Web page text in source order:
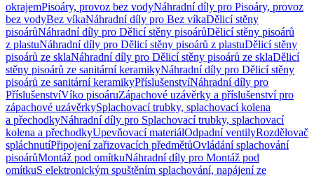
okrajemPisoáry, provoz bez vodyNáhradní díly pro Pisoáry, provoz
bez vodyBez víkaNáhradní díly pro Bez víkaDělicí stěny
pisoárůNáhradní díly pro Dělicí stěny pisoárůDělicí stěny pisoárů
z plastuNáhradní díly pro Dělicí stěny pisoárů z plastuDělicí stěny
pisoárů ze sklaNáhradní díly pro Dělicí stěny pisoárů ze sklaDělicí
stěny pisoárů ze sanitární keramikyNáhradní díly pro Dělicí stěny
pisoárů ze sanitární keramikyPříslušenstvíNáhradní díly pro
PříslušenstvíVíko pisoáruZápachové uzávěrky a příslušenství pro
zápachové uzávěrkySplachovací trubky, splachovací kolena
a přechodkyNáhradní díly pro Splachovací trubky, splachovací
kolena a přechodkyUpevňovací materiálOdpadní ventilyRozdělovač
spláchnutíPřipojení zařizovacích předmětůOvládání splachování
pisoárůMontáž pod omítkuNáhradní díly pro Montáž pod
omítkuS elektronickým spuštěním splachování, napájení ze